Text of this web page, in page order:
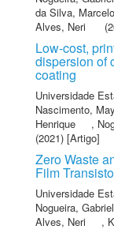
da Silva,
Alves, Neri
Low-cost,
dispersion of
coating
Universidade
Nascimento,
Henrique
,
(2021) [Artigo]
Zero Waste
Film
Universidade
Nogueira,
Alves, Neri
,